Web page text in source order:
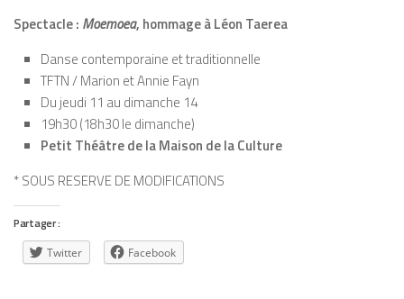
Spectacle : Moemoea, hommage à Léon Taerea
Danse contemporaine et traditionnelle
TFTN / Marion et Annie Fayn
Du jeudi 11 au dimanche 14
19h30 (18h30 le dimanche)
Petit Théâtre de la Maison de la Culture
* SOUS RESERVE DE MODIFICATIONS
Partager :
Twitter Facebook